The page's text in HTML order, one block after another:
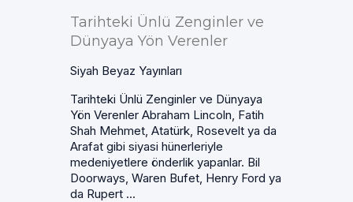
Tarihteki Ünlü Zenginler ve
Dünyaya Yön Verenler
Siyah Beyaz Yayınları
Tarihteki Ünlü Zenginler ve Dünyaya
Yön Verenler Abraham Lincoln, Fatih
Shah Mehmet, Atatürk, Rosevelt ya da
Arafat gibi siyasi hünerleriyle
medeniyetlere önderlik yapanlar. Bil
Doorways, Waren Bufet, Henry Ford ya
da Rupert ...